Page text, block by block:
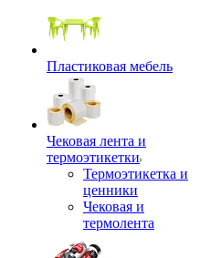
Пластиковая мебель
Чековая лента и
термоэтикетки
Термоэтикетка и
ценники
Чековая и
термолента